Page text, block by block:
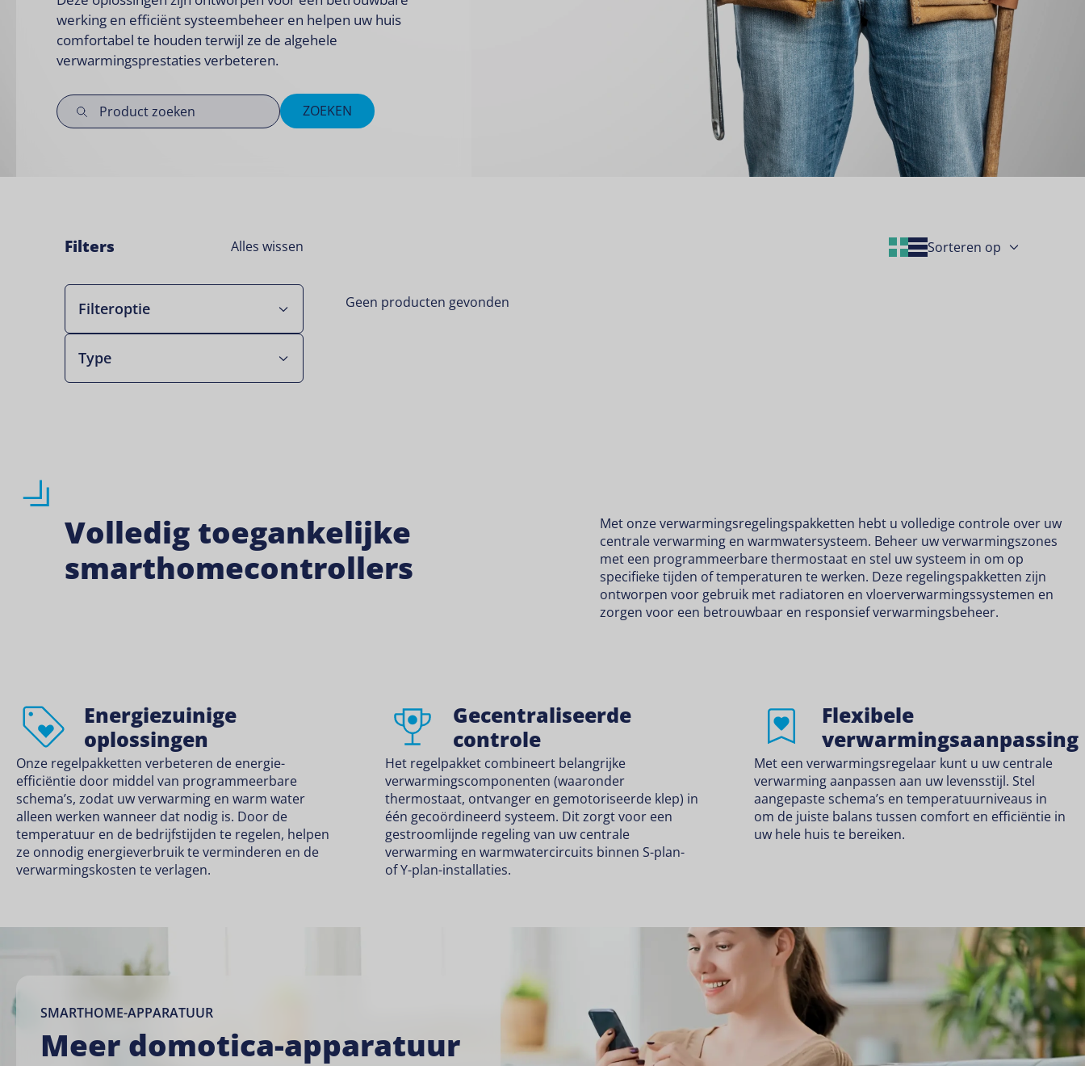
werking en efficiënt systeembeheer en helpen uw huis
comfortabel te houden terwijl ze de algehele
verwarmingsprestaties verbeteren.
ZOEKEN
Filters Alles wissen
Filteroptie
Type
Grid Layout
List Layout
Geen producten gevonden
Volledig toegankelijke
smarthomecontrollers
Met onze verwarmingsregelingspakketten hebt u volledige controle over uw
centrale verwarming en warmwatersysteem. Beheer uw verwarmingszones
met een programmeerbare thermostaat en stel uw systeem in om op
specifieke tijden of temperaturen te werken. Deze regelingspakketten zijn
ontworpen voor gebruik met radiatoren en vloerverwarmingssystemen en
zorgen voor een betrouwbaar en responsief verwarmingsbeheer.
Energiezuinige
oplossingen
Onze regelpakketten verbeteren de energie-
efficiëntie door middel van programmeerbare
schema’s, zodat uw verwarming en warm water
alleen werken wanneer dat nodig is. Door de
temperatuur en de bedrijfstijden te regelen, helpen
ze onnodig energieverbruik te verminderen en de
verwarmingskosten te verlagen.
Gecentraliseerde
controle
Het regelpakket combineert belangrijke
verwarmingscomponenten (waaronder
thermostaat, ontvanger en gemotoriseerde klep) in
één gecoördineerd systeem. Dit zorgt voor een
gestroomlijnde regeling van uw centrale
verwarming en warmwatercircuits binnen S-plan-
of Y-plan-installaties.
Flexibele
verwarmingsaanpassing
Met een verwarmingsregelaar kunt u uw centrale
verwarming aanpassen aan uw levensstijl. Stel
aangepaste schema’s en temperatuurniveaus in
om de juiste balans tussen comfort en efficiëntie in
uw hele huis te bereiken.
SMARTHOME-APPARATUUR
Meer domotica-apparatuur